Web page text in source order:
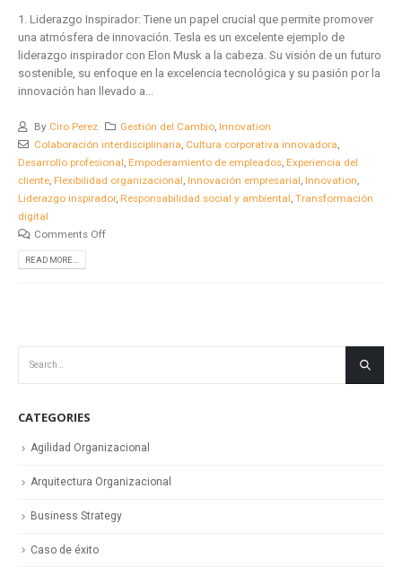
1. Liderazgo Inspirador: Tiene un papel crucial que permite promover
una atmósfera de innovación. Tesla es un excelente ejemplo de
liderazgo inspirador con Elon Musk a la cabeza. Su visión de un futuro
sostenible, su enfoque en la excelencia tecnológica y su pasión por la
innovación han llevado a...
By Ciro Perez Gestión del Cambio ,Innovation
Colaboración interdisciplinaria Cultura corporativa innovadora
Desarrollo profesional Empoderamiento de empleados Experiencia del
cliente Flexibilidad organizacional Innovación empresarial Innovation
Liderazgo inspirador, Responsabilidad social y ambiental Transformación
digital
Comments Off
READ MORE...
CATEGORIES
Agilidad Organizacional
Arquitectura Organizacional
Business Strategy
Caso de éxito